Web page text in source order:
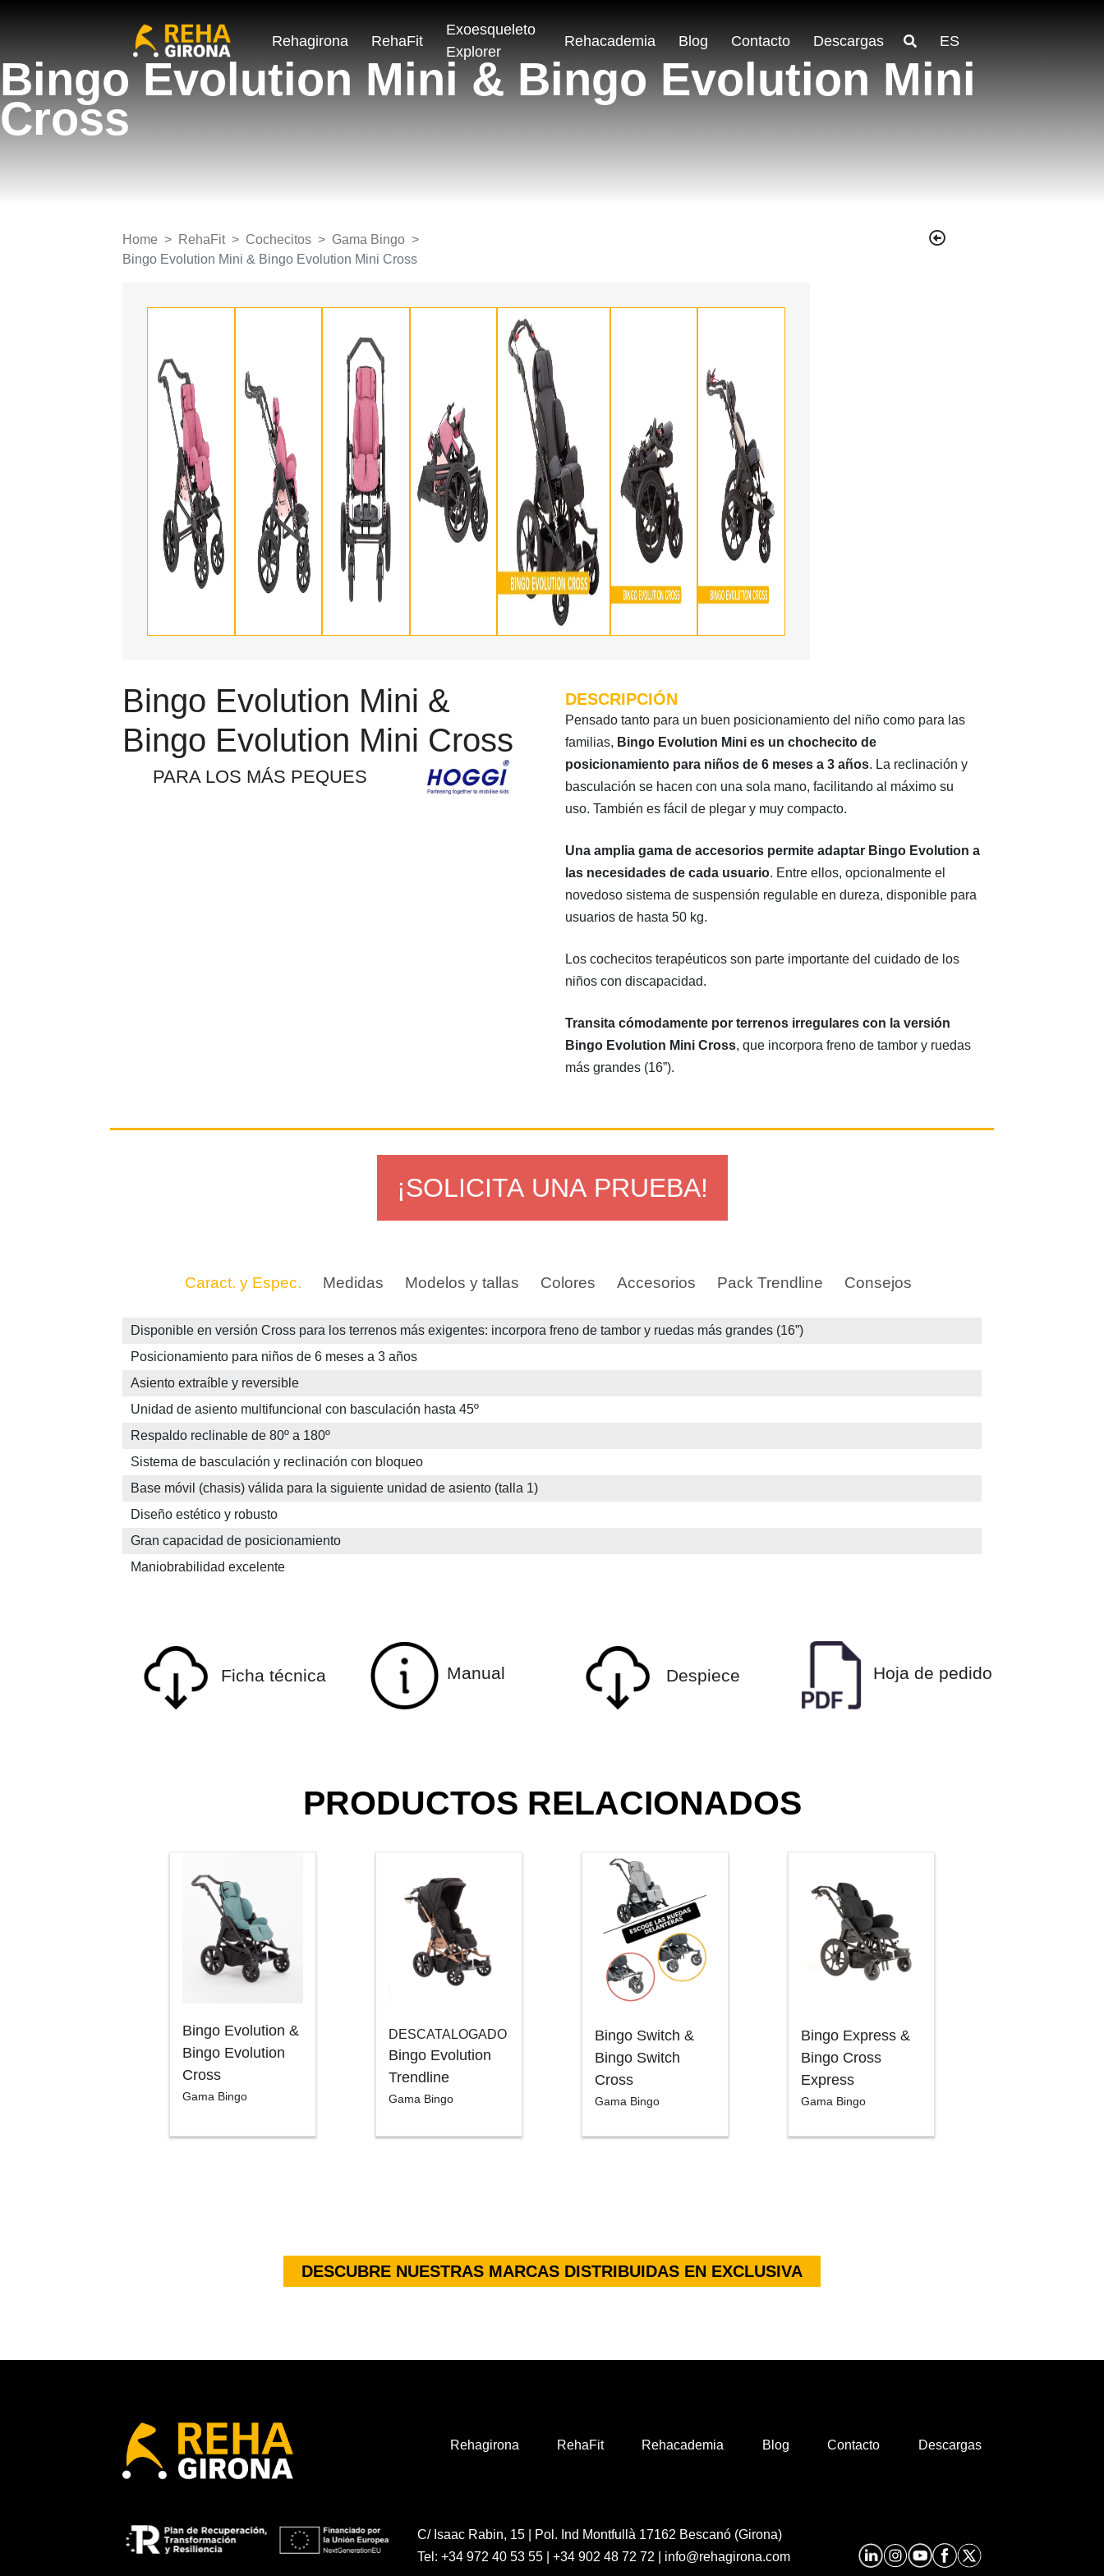
Rehagirona RehaFit
Exoesqueleto
Explorer
Rehacademia Blog Contacto Descargas ES
Bingo Evolution Mini & Bingo Evolution Mini
Cross
Home RehaFit Cochecitos
Gama Bingo
Bingo Evolution Mini & Bingo Evolution Mini Cross
Bingo Evolution Mini &
Bingo Evolution Mini Cross
PARA LOS MÁS PEQUES
DESCRIPCIÓN
Pensado tanto para un buen posicionamiento del niño como para las
familias, Bingo Evolution Mini es un chochecito de
posicionamiento para niños de 6 meses a 3 años. La reclinación y
basculación se hacen con una sola mano, facilitando al máximo su
uso. También es fácil de plegar y muy compacto.
Una amplia gama de accesorios permite adaptar Bingo Evolution a
las necesidades de cada usuario. Entre ellos, opcionalmente el
novedoso sistema de suspensión regulable en dureza, disponible para
usuarios de hasta 50 kg.
Los cochecitos terapéuticos son parte importante del cuidado de los
niños con discapacidad.
Transita cómodamente por terrenos irregulares con la versión
Bingo Evolution Mini Cross, que incorpora freno de tambor y ruedas
más grandes (16”).
¡SOLICITA UNA PRUEBA!
Caract. y Espec. Medidas Modelos y tallas Colores Accesorios Pack Trendline Consejos
Disponible en versión Cross para los terrenos más exigentes: incorpora freno de tambor y ruedas más grandes (16”)
Posicionamiento para niños de 6 meses a 3 años
Asiento extraíble y reversible
Unidad de asiento multifuncional con basculación hasta 45º
Respaldo reclinable de 80º a 180º
Sistema de basculación y reclinación con bloqueo
Base móvil (chasis) válida para la siguiente unidad de asiento (talla 1)
Diseño estético y robusto
Gran capacidad de posicionamiento
Maniobrabilidad excelente
Ficha técnica Manual Despiece Hoja de pedido
PRODUCTOS RELACIONADOS
Bingo Evolution &
Bingo Evolution
Cross
Gama Bingo
DESCATALOGADO
Bingo Evolution
Trendline
Gama Bingo
Bingo Switch &
Bingo Switch
Cross
Gama Bingo
Bingo Express &
Bingo Cross
Express
Gama Bingo
DESCUBRE NUESTRAS MARCAS DISTRIBUIDAS EN EXCLUSIVA
Rehagirona RehaFit Rehacademia Blog Contacto Descargas
C/ Isaac Rabin, 15 | Pol. Ind Montfullà 17162 Bescanó (Girona)
Tel: +34 972 40 53 55| +34 902 48 72 72 info@rehagirona.com